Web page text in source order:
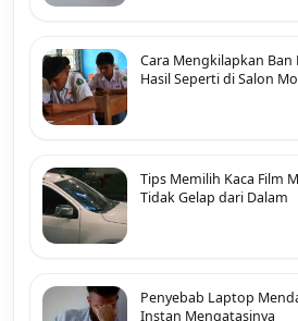
Cara Mengkilapkan
Hasil Seperti di Salon
Tips Memilih Kaca Film
Tidak Gelap dari Dalam
Penyebab Laptop
Instan Mengatasinya